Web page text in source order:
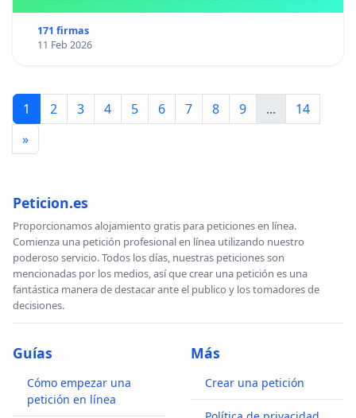
171 firmas
11 Feb 2026
1 2 3 4 5 6 7 8 9 ...
14
»
Peticion.es
Proporcionamos alojamiento gratis para peticiones en línea.
Comienza una petición profesional en línea utilizando nuestro
poderoso servicio. Todos los días, nuestras peticiones son
mencionadas por los medios, así que crear una petición es una
fantástica manera de destacar ante el publico y los tomadores de
decisiones.
Guías
Cómo empezar una
petición en línea
Más
Crear una petición